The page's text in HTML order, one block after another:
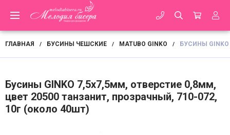
ГЛАВНАЯ / БУСИНЫ ЧЕШСКИЕ / MATUBO GINKO / БУСИНЫ
Бусины GINKO 7,5х7,5мм, отверстие 0,8мм,
цвет 20500 танзанит, прозрачный, 710-072,
10г (около 40шт)